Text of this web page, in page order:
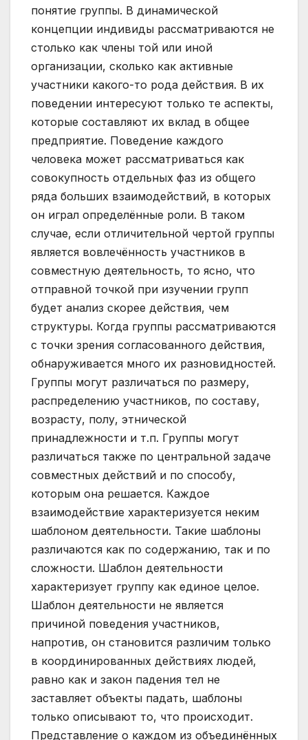
понятие группы. В динамической
концепции индивиды рассматриваются не
столько как члены той или иной
организации, сколько как активные
участники какого-то рода действия. В их
поведении интересуют только те аспекты,
которые составляют их вклад в общее
предприятие. Поведение каждого
человека может рассматриваться как
совокупность отдельных фаз из общего
ряда больших взаимодействий, в которых
он играл определённые роли. В таком
случае, если отличительной чертой группы
является вовлечённость участников в
совместную деятельность, то ясно, что
отправной точкой при изучении групп
будет анализ скорее действия, чем
структуры. Когда группы рассматриваются
с точки зрения согласованного действия,
обнаруживается много их разновидностей.
Группы могут различаться по размеру,
распределению участников, по составу,
возрасту, полу, этнической
принадлежности и т.п. Группы могут
различаться также по центральной задаче
совместных действий и по способу,
которым она решается. Каждое
взаимодействие характеризуется неким
шаблоном деятельности. Такие шаблоны
различаются как по содержанию, так и по
сложности. Шаблон деятельности
характеризует группу как единое целое.
Шаблон деятельности не является
причиной поведения участников,
напротив, он становится различим только
в координированных действиях людей,
равно как и закон падения тел не
заставляет объекты падать, шаблоны
только описывают то, что происходит.
Представление о каждом из объединённых